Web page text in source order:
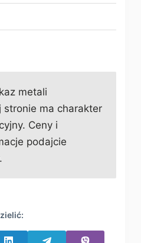
metali
stronie ma charakter
Ceny i
podajcie